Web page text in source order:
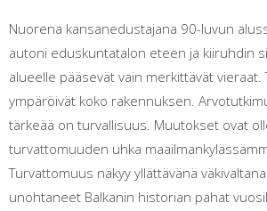
Nuorena kansanedustajana 90-luvun
autoni eduskuntatalon eteen ja kiiruhdin
alueelle pääsevät vain merkittävät vieraat.
ympäröivät koko rakennuksen.
tärkeää on turvallisuus. Muutokset ovat
turvattomuuden uhka
Turvattomuus näkyy yllättävänä
unohtaneet Balkanin historian pahat